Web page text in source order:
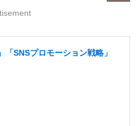
「SNSプロモーション戦略」